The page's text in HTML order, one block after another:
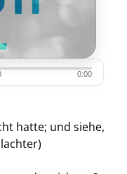
0:00
hatte; und siehe,